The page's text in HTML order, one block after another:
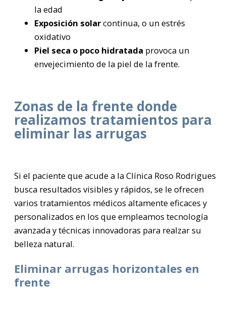
la edad
Exposición solarcontinua, o un estrés
oxidativo
Piel seca o poco hidratada provoca un
envejecimiento de la piel de la frente.
Zonas de la frente donde
realizamos tratamientos para
eliminar las arrugas
Si el paciente que acude a la Clínica Roso Rodrigues
busca resultados visibles y rápidos, se le ofrecen
varios tratamientos médicos altamente eficaces y
personalizados en los que empleamos tecnología
avanzada y técnicas innovadoras para realzar su
belleza natural.
Eliminar arrugas horizontales en
frente